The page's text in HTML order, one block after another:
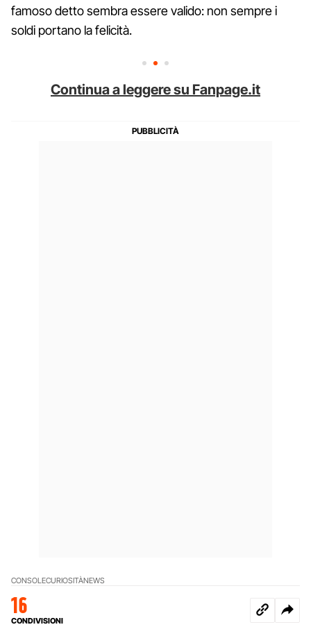
famoso detto sembra essere valido: non sempre i
soldi portano la felicità.
Continua a leggere su Fanpage.it
CONSOLECURIOSITÀNEWS
16
CONDIVISIONI